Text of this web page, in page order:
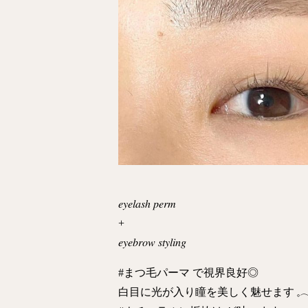
𝑒𝑦𝑒𝑙𝑎𝑠ℎ 𝑝𝑒𝑟𝑚
+
𝑒𝑦𝑒𝑏𝑟𝑜𝑤 𝑠𝑡𝑦𝑙𝑖𝑛𝑔
#まつ毛パーマ で視界良好◎
白目に光が入り瞳を美しく魅せます